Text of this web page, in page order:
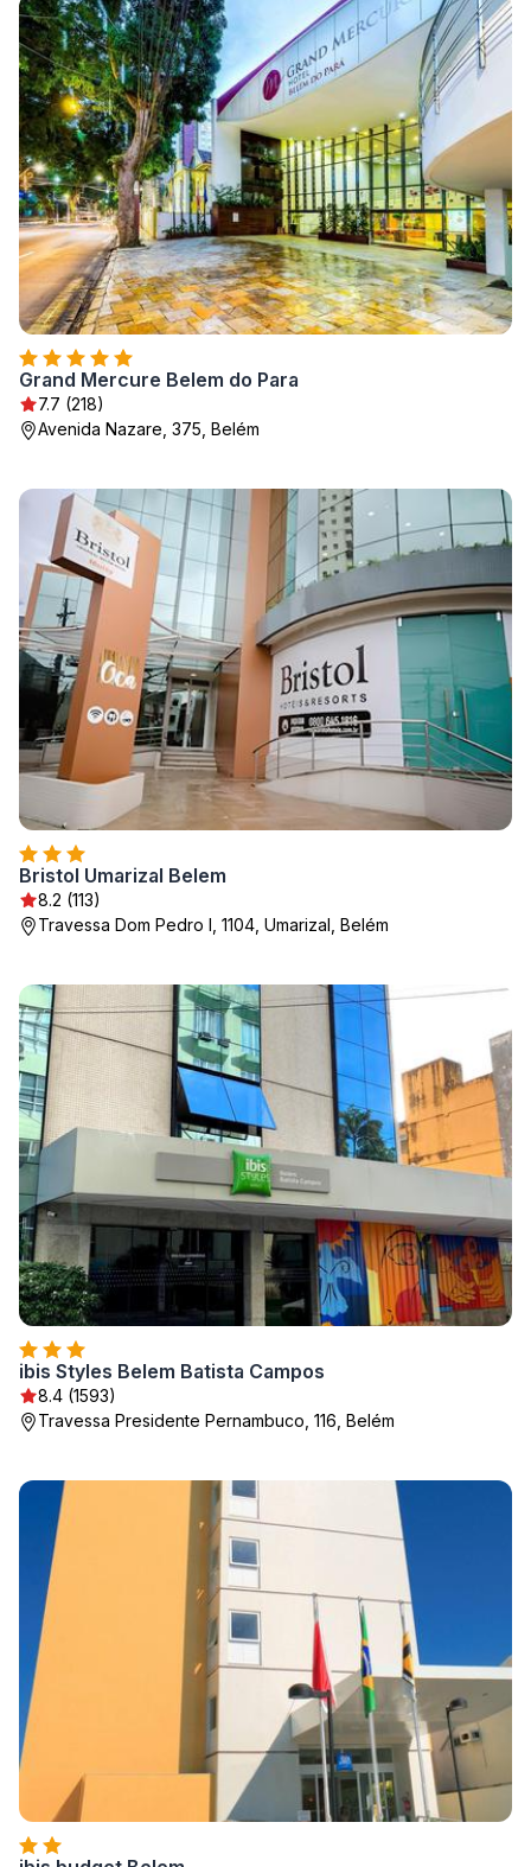
Grand Mercure Belem do Para
7.7 (218)
Avenida Nazare, 375, Belém
Bristol Umarizal Belem
8.2 (113)
Travessa Dom Pedro I, 1104, Umarizal, Belém
ibis Styles Belem Batista Campos
8.4 (1593)
Travessa Presidente Pernambuco, 116, Belém